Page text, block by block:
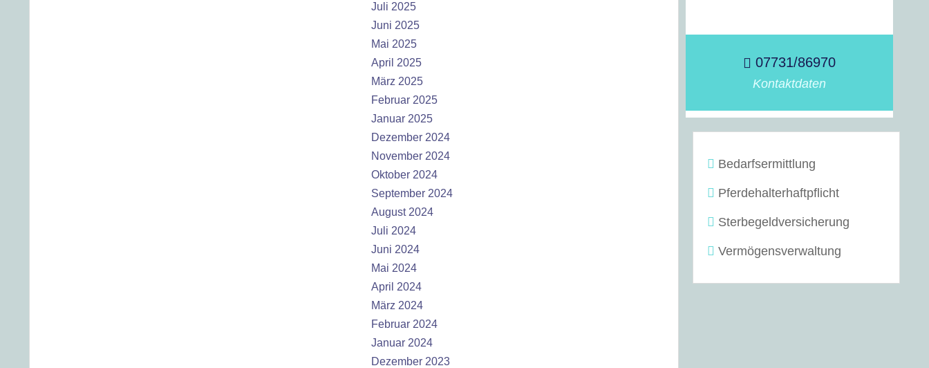
07731/86970
Kontaktdaten
Bedarfsermittlung
Pferdehalterhaftpflicht
Sterbegeldversicherung
Vermögensverwaltung
Juli 2025
Juni 2025
Mai 2025
April 2025
März 2025
Februar 2025
Januar 2025
Dezember 2024
November 2024
Oktober 2024
September 2024
August 2024
Juli 2024
Juni 2024
Mai 2024
April 2024
März 2024
Februar 2024
Januar 2024
Dezember 2023